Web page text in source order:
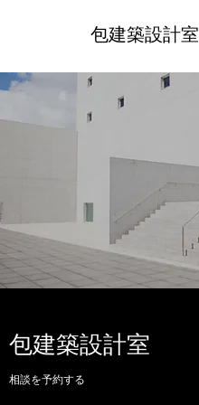
包建築設計室
包建築設計室
相談を予約する